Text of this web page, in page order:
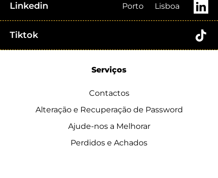
Linkedin Porto Lisboa
Tiktok
Serviços
Contactos
Alteração e Recuperação de Password
Ajude-nos a Melhorar
Perdidos e Achados